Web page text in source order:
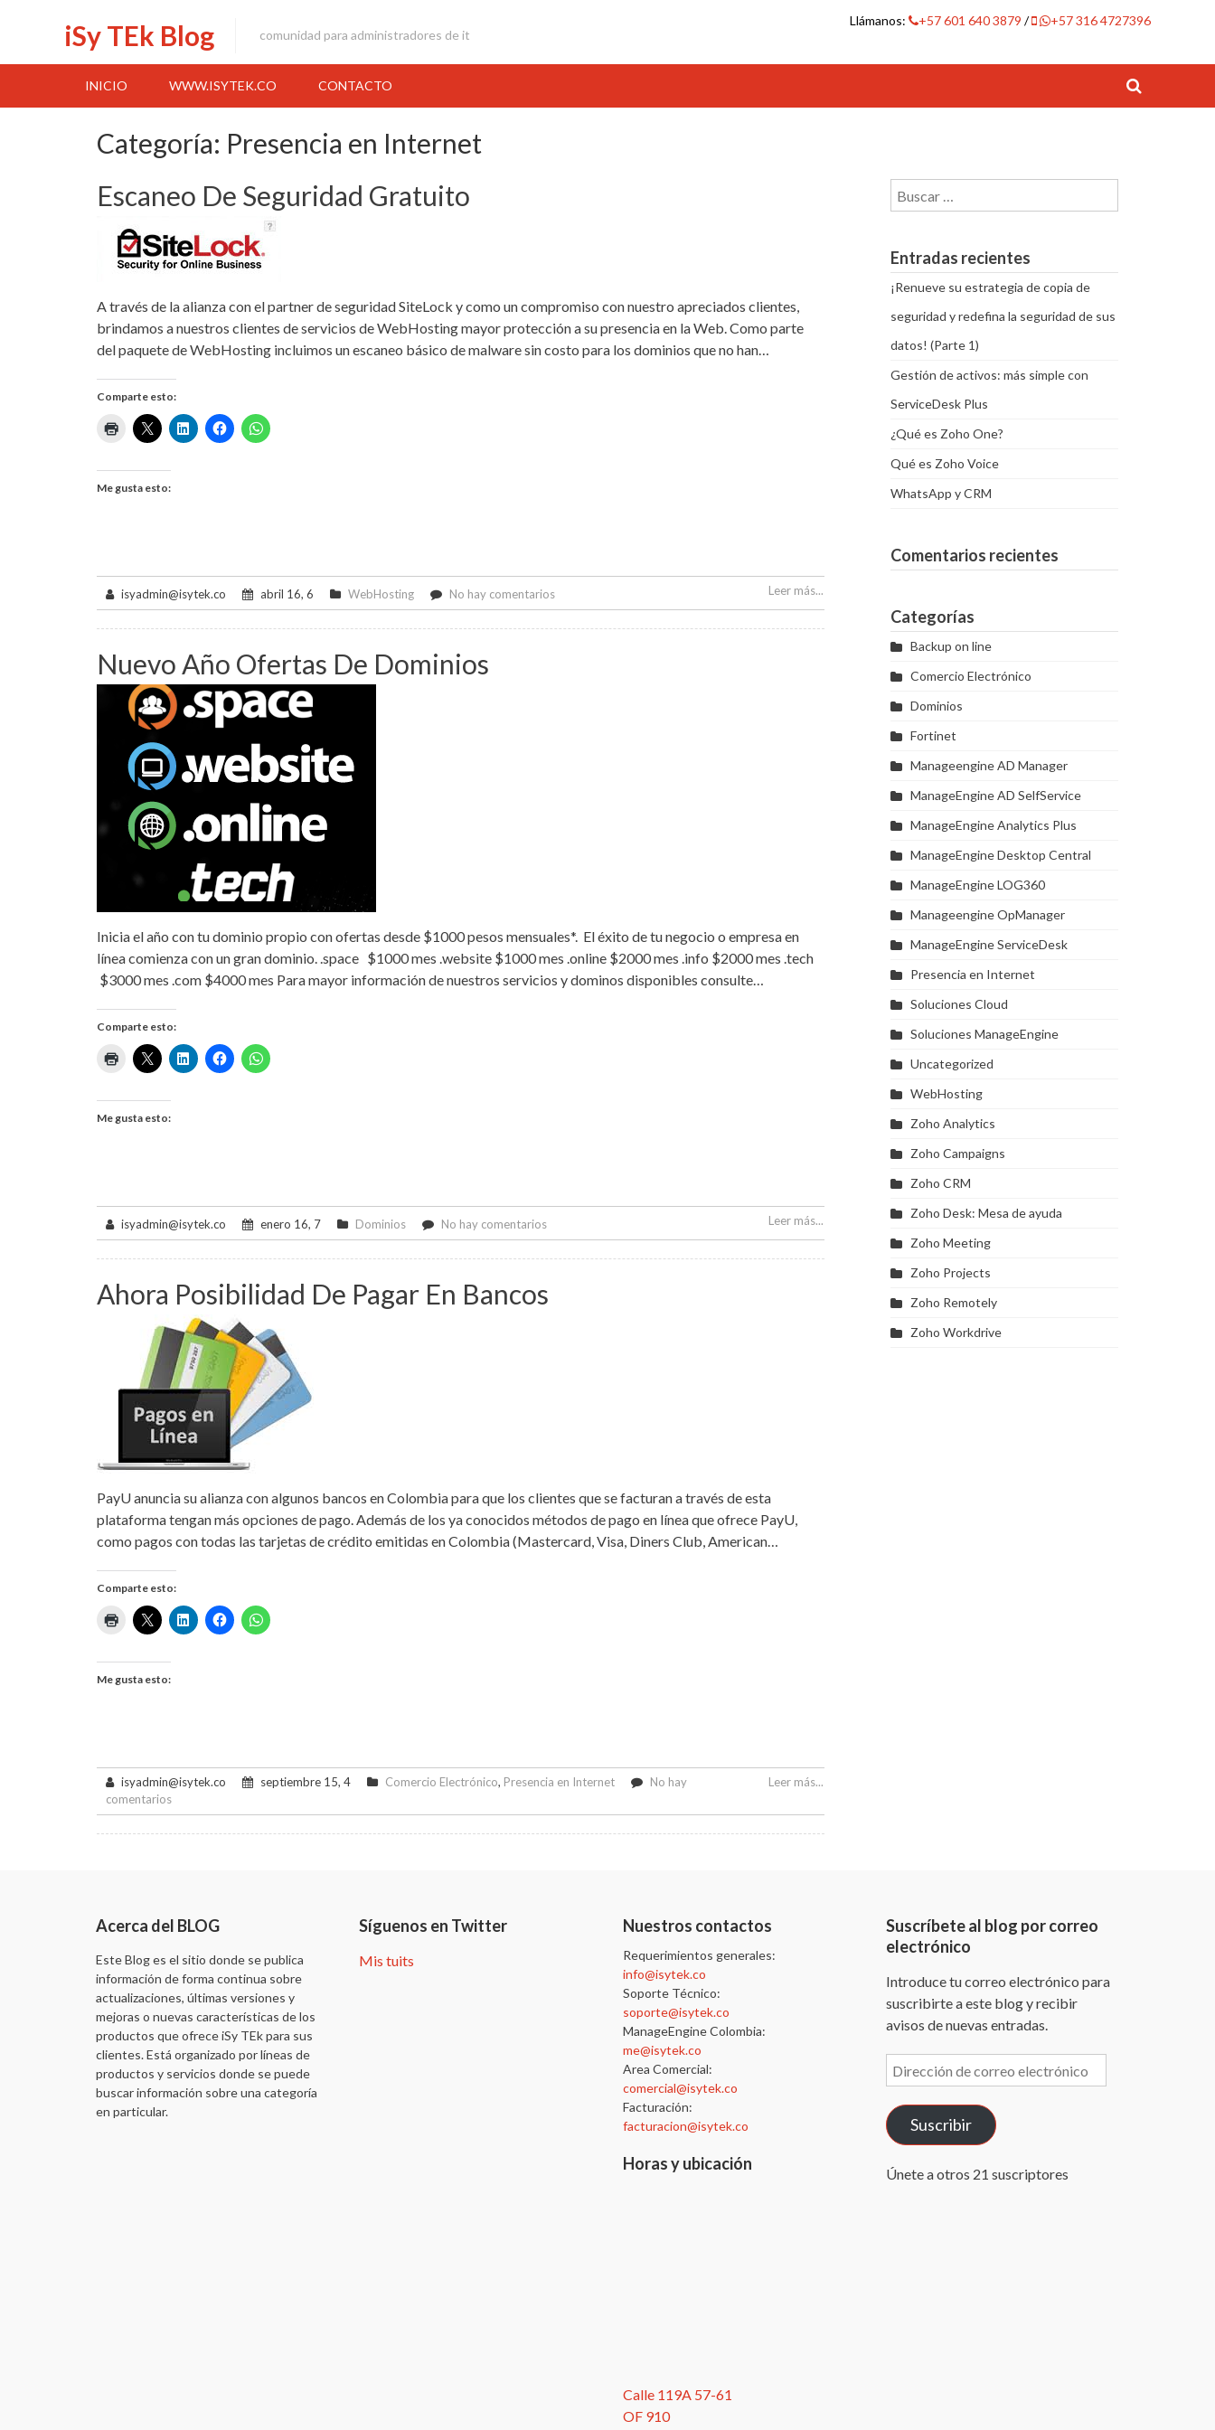
iSy TEk Blog comunidad para administradores de it
Llámanos: +57 601 640 3879 / +57 316 4727396
INICIO WWW.ISYTEK.CO CONTACTO
Categoría: Presencia en Internet
Escaneo De Seguridad Gratuito
A través de la alianza con el partner de seguridad SiteLock y como un compromiso con nuestro apreciados clientes,
brindamos a nuestros clientes de servicios de WebHosting mayor protección a su presencia en la Web. Como parte
del paquete de WebHosting incluimos un escaneo básico de malware sin costo para los dominios que no han…
Comparte esto:
Me gusta esto:
isyadmin@isytek.co abril 16, 6 WebHosting No hay comentariosen
Escaneo
de
Leer más...
Nuevo Año Ofertas De Dominios
Inicia el año con tu dominio propio con ofertas desde $1000 pesos mensuales*. El éxito de tu negocio o empresa en
línea comienza con un gran dominio. .space $1000 mes .website $1000 mes .online $2000 mes .info $2000 mes .tech
$3000 mes .com $4000 mes Para mayor información de nuestros servicios y dominos disponibles consulte…
Comparte esto:
Me gusta esto:
isyadmin@isytek.co enero 16, 7 Dominios No hay comentariosen
Nuevo
año
de
Leer más...
Ahora Posibilidad De Pagar En Bancos
PayU anuncia su alianza con algunos bancos en Colombia para que los clientes que se facturan a través de esta
plataforma tengan más opciones de pago. Además de los ya conocidos métodos de pago en línea que ofrece PayU,
como pagos con todas las tarjetas de crédito emitidas en Colombia (Mastercard, Visa, Diners Club, American…
Comparte esto:
Me gusta esto:
isyadmin@isytek.co septiembre 15, 4 Comercio Electrónico, Presencia en Internet
No hay
comentariosen
Ahora
posibilidad
Leer más...
Buscar:
Entradas recientes
¡Renueve su estrategia de copia de
seguridad y redefina la seguridad de sus
datos! (Parte 1)
Gestión de activos: más simple con
ServiceDesk Plus
¿Qué es Zoho One?
Qué es Zoho Voice
WhatsApp y CRM
Comentarios recientes
Categorías
Backup on line
Comercio Electrónico
Dominios
Fortinet
Manageengine AD Manager
ManageEngine AD SelfService
ManageEngine Analytics Plus
ManageEngine Desktop Central
ManageEngine LOG360
Manageengine OpManager
ManageEngine ServiceDesk
Presencia en Internet
Soluciones Cloud
Soluciones ManageEngine
Uncategorized
WebHosting
Zoho Analytics
Zoho Campaigns
Zoho CRM
Zoho Desk: Mesa de ayuda
Zoho Meeting
Zoho Projects
Zoho Remotely
Zoho Workdrive
Acerca del BLOG
Este Blog es el sitio donde se publica
información de forma continua sobre
actualizaciones, últimas versiones y
mejoras o nuevas características de los
productos que ofrece iSy TEk para sus
clientes. Está organizado por líneas de
productos y servicios donde se puede
buscar información sobre una categoría
en particular.
Síguenos en Twitter
Mis tuits
Nuestros contactos
Requerimientos generales:
info@isytek.co
Soporte Técnico:
soporte@isytek.co
ManageEngine Colombia:
me@isytek.co
Area Comercial:
comercial@isytek.co
Facturación:
facturacion@isytek.co
Horas y ubicación
Calle 119A 57-61
OF 910
Suscríbete al blog por correo
electrónico
Introduce tu correo electrónico para
suscribirte a este blog y recibir
avisos de nuevas entradas.
Dirección
de
correo
electrónico
Suscribir
Únete a otros 21 suscriptores